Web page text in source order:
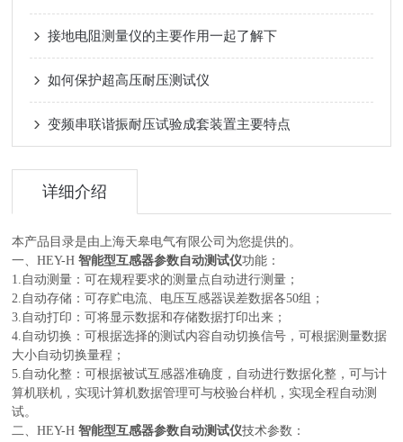
接地电阻测量仪的主要作用一起了解下
如何保护超高压耐压测试仪
变频串联谐振耐压试验成套装置主要特点
详细介绍
本产品目录是由上海天皋电气有限公司为您提供的。
一、HEY-H智能型互感器参数自动测试仪功能：
1.自动测量：可在规程要求的测量点自动进行测量；
2.自动存储：可存贮电流、电压互感器误差数据各50组；
3.自动打印：可将显示数据和存储数据打印出来；
4.自动切换：可根据选择的测试内容自动切换信号，可根据测量数据
大小自动切换量程；
5.自动化整：可根据被试互感器准确度，自动进行数据化整，可与计
算机联机，实现计算机数据管理可与校验台样机，实现全程自动测
试。
二、HEY-H智能型互感器参数自动测试仪技术参数：